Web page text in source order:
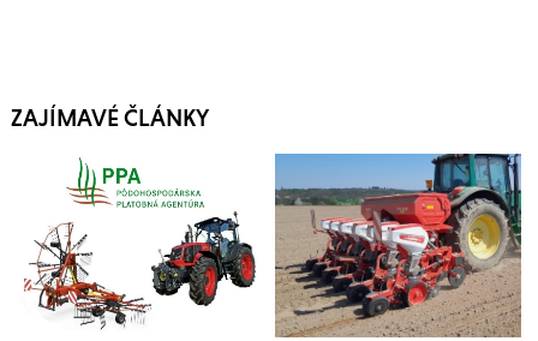
ZAJÍMAVÉ ČLÁNKY